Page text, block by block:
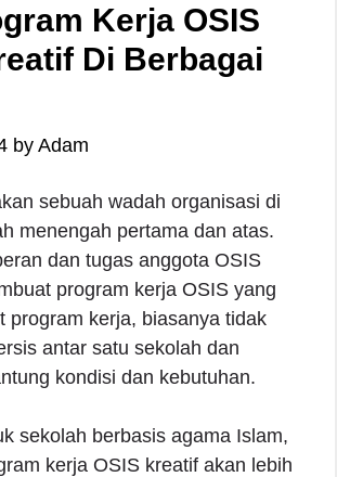
Kerja OSIS
Di Berbagai
by Adam
sebuah wadah organisasi di
menengah pertama dan atas.
dan tugas anggota OSIS
program kerja OSIS yang
program kerja, biasanya tidak
antar satu sekolah dan
kondisi dan kebutuhan.
sekolah berbasis agama Islam,
kerja OSIS kreatif akan lebih